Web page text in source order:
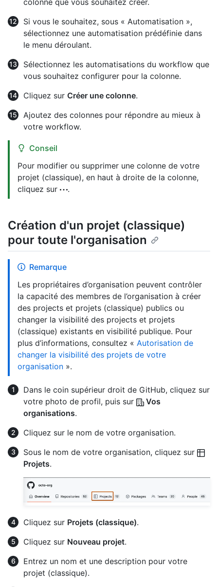
colonne que vous souhaitez créer.
Si vous le souhaitez, sous « Automatisation »,
sélectionnez une automatisation prédéfinie dans
le menu déroulant.
Sélectionnez les automatisations du workflow que
vous souhaitez configurer pour la colonne.
Cliquez sur Créer une colonne.
Ajoutez des colonnes pour répondre au mieux à
votre workflow.
Conseil
Pour modifier ou supprimer une colonne de votre
projet (classique), en haut à droite de la colonne,
cliquez sur
.
Création d'un projet (classique)
pour toute l'organisation
Remarque
Les propriétaires d’organisation peuvent contrôler
la capacité des membres de l’organisation à créer
des projects et projets (classique) publics ou
changer la visibilité des projects et projets
(classique) existants en visibilité publique. Pour
plus d’informations, consultez « Autorisation de
changer la visibilité des projets de votre
organisation ».
Dans le coin supérieur droit de GitHub, cliquez sur
votre photo de profil, puis sur
Vos
organisations.
Cliquez sur le nom de votre organisation.
Sous le nom de votre organisation, cliquez sur
Projets.
Cliquez sur Projets (classique).
Cliquez sur Nouveau projet.
Entrez un nom et une description pour votre
projet (classique).